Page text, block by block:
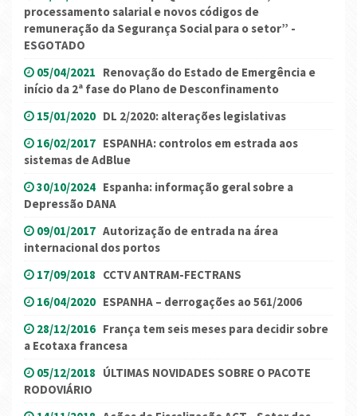
processamento salarial e novos códigos de
remuneração da Segurança Social para o setor” -
ESGOTADO
05/04/2021 Renovação do Estado de Emergência e
início da 2ª fase do Plano de Desconfinamento
15/01/2020 DL 2/2020: alterações legislativas
16/02/2017 ESPANHA: controlos em estrada aos
sistemas de AdBlue
30/10/2024 Espanha: informação geral sobre a
Depressão DANA
09/01/2017 Autorização de entrada na área
internacional dos portos
17/09/2018 CCTV ANTRAM-FECTRANS
16/04/2020 ESPANHA – derrogações ao 561/2006
28/12/2016 França tem seis meses para decidir sobre
a Ecotaxa francesa
05/12/2018 ÚLTIMAS NOVIDADES SOBRE O PACOTE
RODOVIÁRIO